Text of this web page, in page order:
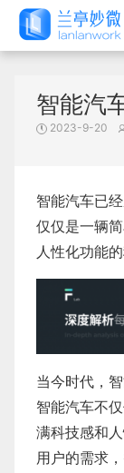
智能汽
2023-9-20
智能汽车已
仅仅是一辆
人性化功能
当今时代，
智能汽车不
满科技感和
用户的需求